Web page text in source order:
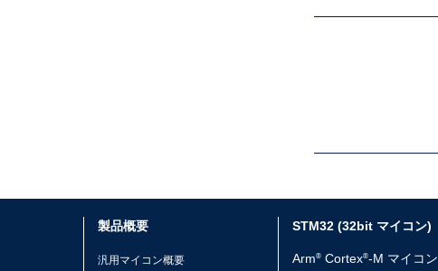
製品概要
汎用マイコン概要
STM32 (32bit マイコン)
Arm® Cortex®-M マイコン